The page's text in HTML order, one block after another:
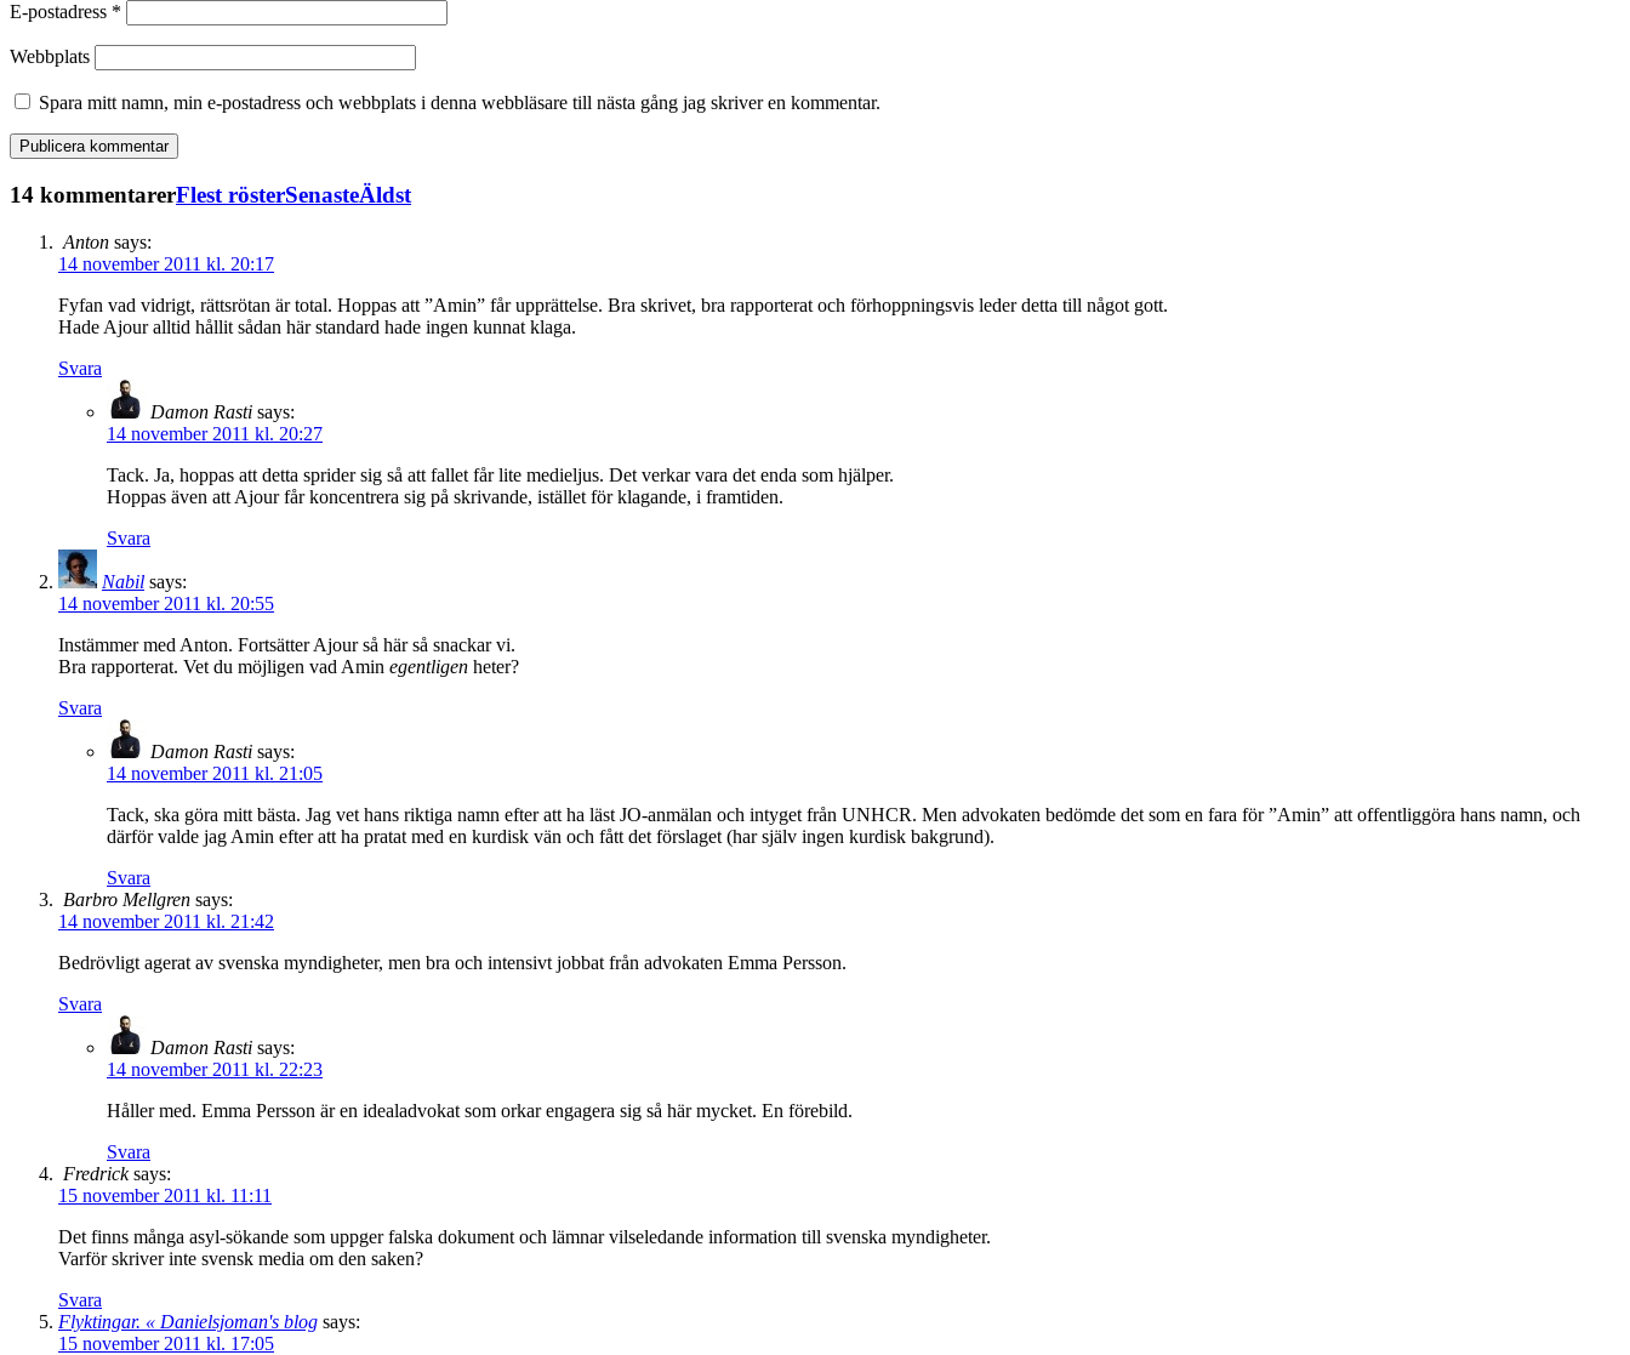
E-postadress *
Webbplats
Spara mitt namn, min e-postadress och webbplats i denna webbläsare till nästa gång jag skriver en kommentar.
14 kommentarerFlest rösterSenasteÄldst
Anton says:
14 november 2011 kl. 20:17
Fyfan vad vidrigt, rättsrötan är total. Hoppas att ”Amin” får upprättelse. Bra skrivet, bra rapporterat och förhoppningsvis leder detta till något gott.
Hade Ajour alltid hållit sådan här standard hade ingen kunnat klaga.
Svara
Damon Rasti says:
14 november 2011 kl. 20:27
Tack. Ja, hoppas att detta sprider sig så att fallet får lite medieljus. Det verkar vara det enda som hjälper.
Hoppas även att Ajour får koncentrera sig på skrivande, istället för klagande, i framtiden.
Svara
Nabil says:
14 november 2011 kl. 20:55
Instämmer med Anton. Fortsätter Ajour så här så snackar vi.
Bra rapporterat. Vet du möjligen vad Amin egentligen heter?
Svara
Damon Rasti says:
14 november 2011 kl. 21:05
Tack, ska göra mitt bästa. Jag vet hans riktiga namn efter att ha läst JO-anmälan och intyget från UNHCR. Men advokaten bedömde det som en fara för ”Amin” att offentliggöra hans namn, och
därför valde jag Amin efter att ha pratat med en kurdisk vän och fått det förslaget (har själv ingen kurdisk bakgrund).
Svara
Barbro Mellgren says:
14 november 2011 kl. 21:42
Bedrövligt agerat av svenska myndigheter, men bra och intensivt jobbat från advokaten Emma Persson.
Svara
Damon Rasti says:
14 november 2011 kl. 22:23
Håller med. Emma Persson är en idealadvokat som orkar engagera sig så här mycket. En förebild.
Svara
Fredrick says:
15 november 2011 kl. 11:11
Det finns många asyl-sökande som uppger falska dokument och lämnar vilseledande information till svenska myndigheter.
Varför skriver inte svensk media om den saken?
Svara
Flyktingar. « Danielsjoman's blog says:
15 november 2011 kl. 17:05